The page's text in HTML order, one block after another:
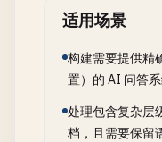
适用场景
构建需要提供精
置）的 AI 问答系
处理包含复杂层
档，且需要保留